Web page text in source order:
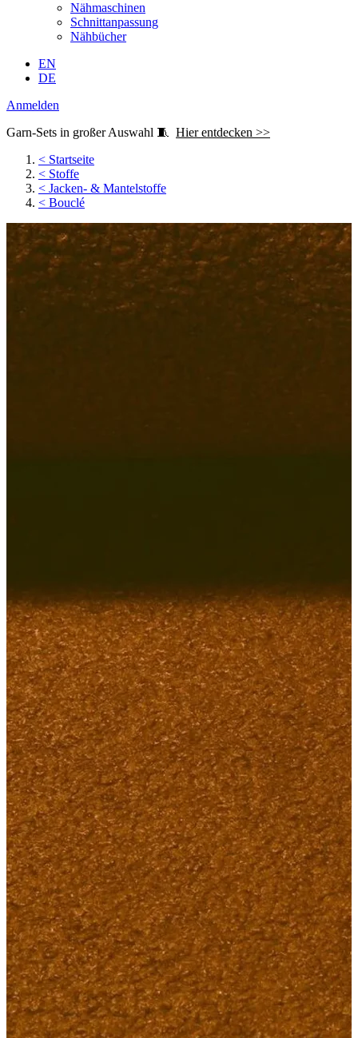
Nähmaschinen
Schnittanpassung
Nähbücher
EN
DE
Anmelden
Garn-Sets in großer Auswahl 🧵 Hier entdecken >>
< Startseite
< Stoffe
< Jacken- & Mantelstoffe
< Bouclé